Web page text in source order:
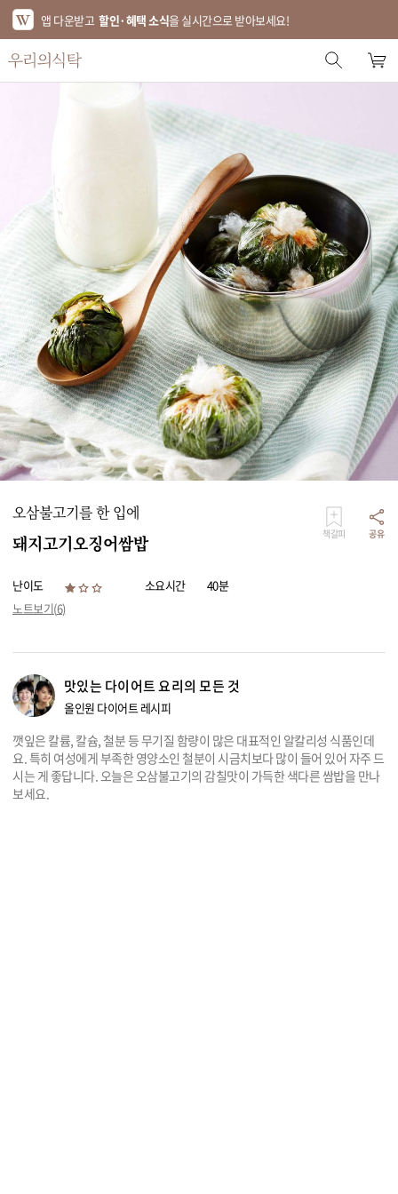
앱 다운받고 할인·혜택 소식을 실시간으로 받아보세요!
에디터 추천
한정특가
베스트
신상품
기획전
브랜드
푸드
키친
리빙
가전
오삼불고기를 한 입에
돼지고기오징어쌈밥 책갈피 공유
난이도 소요시간
40분
노트보기(6)
맛있는 다이어트 요리의 모든 것
올인원 다이어트 레시피
깻잎은 칼륨, 칼슘, 철분 등 무기질 함량이 많은 대표적인 알칼리성 식품인데
요. 특히 여성에게 부족한 영양소인 철분이 시금치보다 많이 들어 있어 자주 드
시는 게 좋답니다. 오늘은 오삼불고기의 감칠맛이 가득한 색다른 쌈밥을 만나
보세요.